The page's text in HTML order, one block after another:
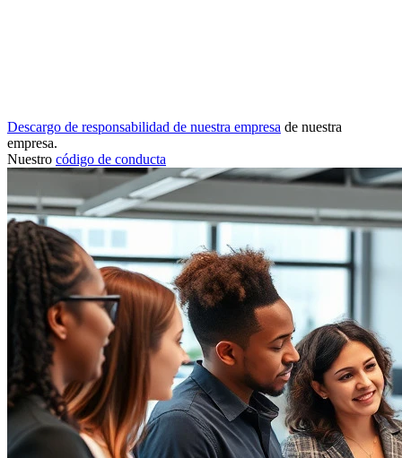
Descargo de responsabilidad de nuestra empresa de nuestra
empresa.
Nuestro código de conducta